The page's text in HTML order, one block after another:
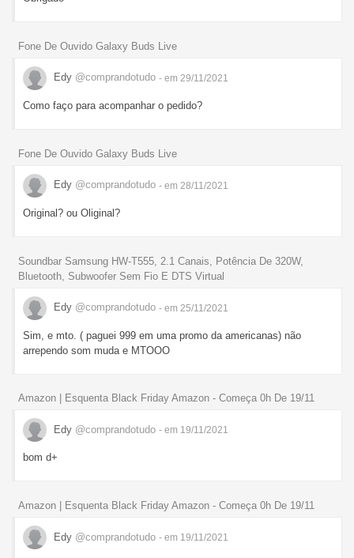
Fone De Ouvido Galaxy Buds Live
Edy @comprandotudo - em 29/11/2021
Como faço para acompanhar o pedido?
Fone De Ouvido Galaxy Buds Live
Edy @comprandotudo - em 28/11/2021
Original? ou Oliginal?
Soundbar Samsung HW-T555, 2.1 Canais, Potência De 320W,
Bluetooth, Subwoofer Sem Fio E DTS Virtual
Edy @comprandotudo - em 25/11/2021
Sim, e mto. ( paguei 999 em uma promo da americanas) não
arrependo som muda e MTOOO
Amazon | Esquenta Black Friday Amazon - Começa 0h De 19/11
Edy @comprandotudo - em 19/11/2021
bom d+
Amazon | Esquenta Black Friday Amazon - Começa 0h De 19/11
Edy @comprandotudo - em 19/11/2021